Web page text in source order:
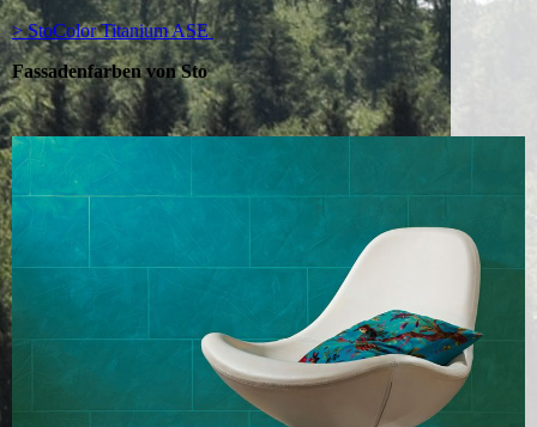
> StoColor Titanium ASE
Fassadenfarben von Sto